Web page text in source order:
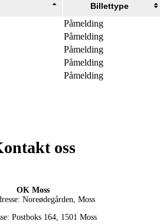
Billettype
Påmelding
Påmelding
Påmelding
Påmelding
Påmelding
oss
OK Moss
Noreødegården, Moss
Postboks 164, 1501 Moss